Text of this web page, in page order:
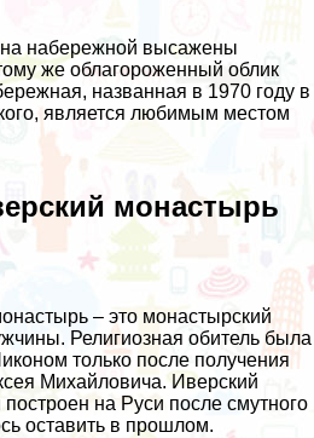
набережной высажены
же облагороженный облик
названная в 1970 году в
является любимым местом
монастырь
– это монастырский
Религиозная обитель была
только после получения
Михайловича. Иверский
на Руси после смутного
оставить в прошлом.